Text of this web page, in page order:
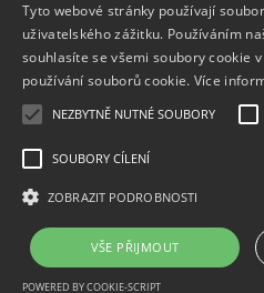
Textový obsah je zveřejněn pod
uvedeny u
Powered by
Tyto webové stránky používají
uživatelského zážitku. Používáním
souhlasíte se všemi soubory cookie
používání souborů cookie. Více
NEZBYTNĚ NUTNÉ SOUBORY
SOUBORY CÍLENÍ
ZOBRAZIT PODROBNOSTI
VŠE PŘIJMOUT
POWERED BY COOKIE-SCRIPT